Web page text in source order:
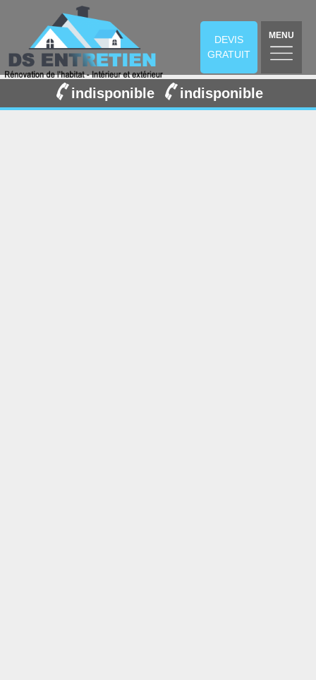
DEVIS
GRATUIT
MENU
indisponible indisponible